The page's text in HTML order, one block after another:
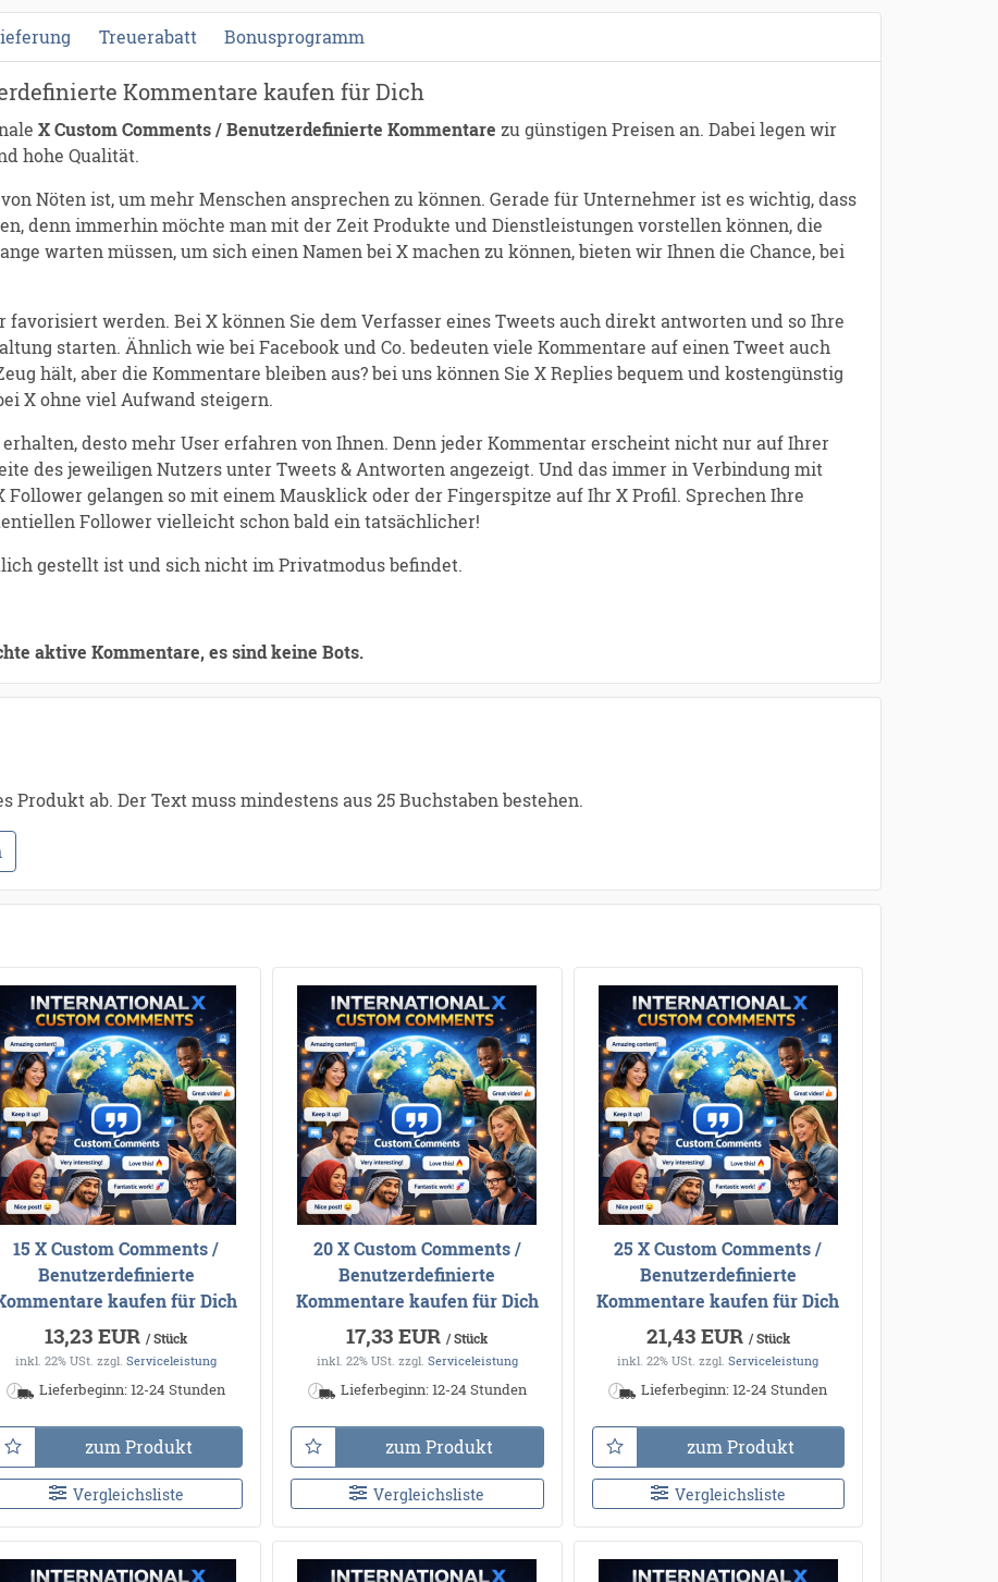
Treuerabatt Bonusprogramm
Kommentare kaufen für Dich
X Custom Comments / Benutzerdefinierte Kommentare zu günstigen Preisen an. Dabei legen wir
hohe Qualität.
Nöten ist, um mehr Menschen ansprechen zu können. Gerade für Unternehmer ist es wichtig, dass
denn immerhin möchte man mit der Zeit Produkte und Dienstleistungen vorstellen können, die
warten müssen, um sich einen Namen bei X machen zu können, bieten wir Ihnen die Chance, bei
werden. Bei X können Sie dem Verfasser eines Tweets auch direkt antworten und so Ihre
starten. Ähnlich wie bei Facebook und Co. bedeuten viele Kommentare auf einen Tweet auch
hält, aber die Kommentare bleiben aus? bei uns können Sie X Replies bequem und kostengünstig
X ohne viel Aufwand steigern.
desto mehr User erfahren von Ihnen. Denn jeder Kommentar erscheint nicht nur auf Ihrer
des jeweiligen Nutzers unter Tweets & Antworten angezeigt. Und das immer in Verbindung mit
gelangen so mit einem Mausklick oder der Fingerspitze auf Ihr X Profil. Sprechen Ihre
Follower vielleicht schon bald ein tatsächlicher!
gestellt ist und sich nicht im Privatmodus befindet.
aktive Kommentare, es sind keine Bots.
Produkt ab. Der Text muss mindestens aus 25 Buchstaben bestehen.
15 X Custom Comments /
Benutzerdefinierte
kaufen für Dich
13,23 EUR/ Stück
inkl. 22% USt. zzgl.Serviceleistung
Lieferbeginn: 12-24 Stunden
zum Produkt
Vergleichsliste
20 X Custom Comments /
Benutzerdefinierte
Kommentare kaufen für Dich
17,33 EUR/ Stück
inkl. 22% USt. zzgl. Serviceleistung
Lieferbeginn: 12-24 Stunden
zum Produkt
Vergleichsliste
25 X Custom Comments /
Benutzerdefinierte
Kommentare kaufen für Dich
21,43 EUR / Stück
inkl. 22% USt. zzgl.Serviceleistung
Lieferbeginn: 12-24 Stunden
zum Produkt
Vergleichsliste